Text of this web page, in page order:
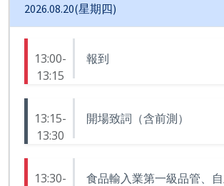
2026.08.20(星期四)
13:00-
13:15
報到
13:15-
13:30
開場致詞（含前測）
13:30-
食品輸入業第一級品管、